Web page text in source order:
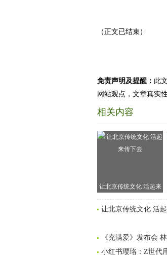
（正文已结束）
免责声明及提醒： 此
网站观点，文章真实
相关内容
让北京传统文化 活起来
传下去
让北京传统文化 活
《充满爱》发布会
小红书璎珞：Z世代